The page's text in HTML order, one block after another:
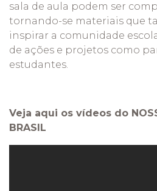
sala de aula podem ser
tornando-se materiais que
inspirar a comunidade
de ações e projetos como
estudantes.
Veja aqui os vídeos do
BRASIL